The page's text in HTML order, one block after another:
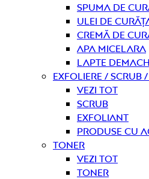
Spuma de
Ulei de
Cremă de
Apa micelara
Lapte
Exfoliere / Scrub
Vezi tot
Scrub
Exfoliant
Produse cu
Toner
Vezi tot
Toner